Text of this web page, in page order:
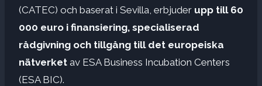
(CATEC) och baserat i Sevilla, erbjuder upp till 60
000 euro i finansiering, specialiserad
rådgivning och tillgång till det europeiska
nätverket av ESA Business Incubation Centers
(ESA BIC).